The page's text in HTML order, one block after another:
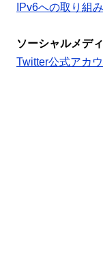
IPv6への取り組み
ソーシャルメデ
Twitter公式アカ